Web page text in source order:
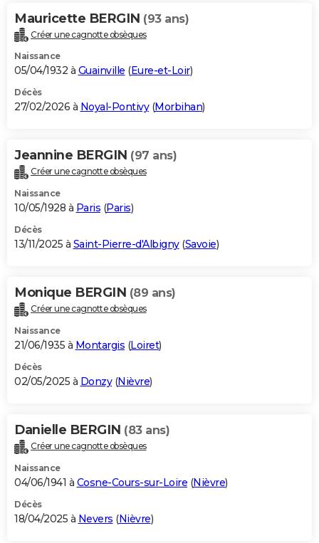
Mauricette BERGIN (93 ans)
Créer une cagnotte obsèques
Naissance
05/04/1932 à Guainville (Eure-et-Loir)
Décès
27/02/2026 à Noyal-Pontivy(Morbihan)
Jeannine BERGIN (97 ans)
Créer une cagnotte obsèques
Naissance
10/05/1928 à Paris (Paris)
Décès
13/11/2025 à Saint-Pierre-d'Albigny(Savoie)
Monique BERGIN (89 ans)
Créer une cagnotte obsèques
Naissance
21/06/1935 à Montargis (Loiret)
Décès
02/05/2025 à Donzy(Nièvre)
Danielle BERGIN (83 ans)
Créer une cagnotte obsèques
Naissance
04/06/1941 à Cosne-Cours-sur-Loire (Nièvre)
Décès
18/04/2025 à Nevers (Nièvre)